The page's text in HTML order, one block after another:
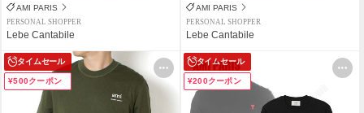
AMI PARIS
PERSONAL SHOPPER
Lebe Cantabile
AMI PARIS
PERSONAL SHOPPER
Lebe Cantabile
タイムセール
¥500クーポン
タイムセール
¥200クーポン